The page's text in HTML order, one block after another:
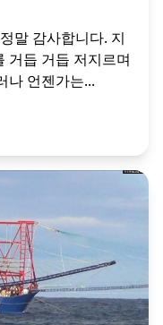
말 감사합니다. 지
거듭 거듭 저지르며
나 언젠가는...